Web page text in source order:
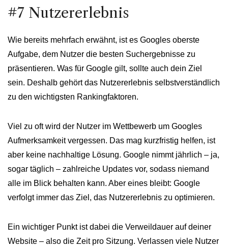
#7 Nutzererlebnis
Wie bereits mehrfach erwähnt, ist es Googles oberste
Aufgabe, dem Nutzer die besten Suchergebnisse zu
präsentieren. Was für Google gilt, sollte auch dein Ziel
sein. Deshalb gehört das Nutzererlebnis selbstverständlich
zu den wichtigsten Rankingfaktoren.
Viel zu oft wird der Nutzer im Wettbewerb um Googles
Aufmerksamkeit vergessen. Das mag kurzfristig helfen, ist
aber keine nachhaltige Lösung. Google nimmt jährlich – ja,
sogar täglich – zahlreiche Updates vor, sodass niemand
alle im Blick behalten kann. Aber eines bleibt: Google
verfolgt immer das Ziel, das Nutzererlebnis zu optimieren.
Ein wichtiger Punkt ist dabei die Verweildauer auf deiner
Website – also die Zeit pro Sitzung. Verlassen viele Nutzer